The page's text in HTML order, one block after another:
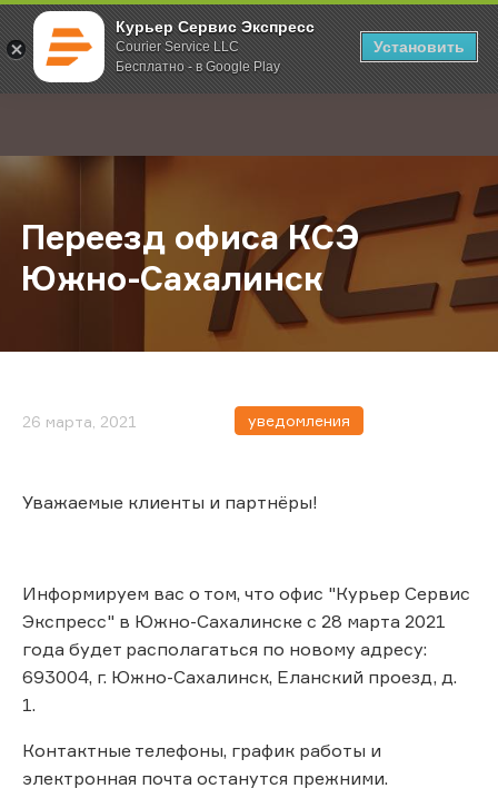
Курьер Сервис Экспресс
Courier Service LLC
Бесплатно - в Google Play
Установить
; Главная О компании Новости Переезд офиса КСЭ Южно-
Переезд офиса КСЭ
Южно-Сахалинск
26 марта, 2021 уведомления
Уважаемые клиенты и партнёры!
Информируем вас о том, что офис "Курьер Сервис
Экспресс" в Южно-Сахалинске с 28 марта 2021
года будет располагаться по новому адресу:
693004, г. Южно-Сахалинск, Еланский проезд, д.
1.
Контактные телефоны, график работы и
электронная почта останутся прежними.